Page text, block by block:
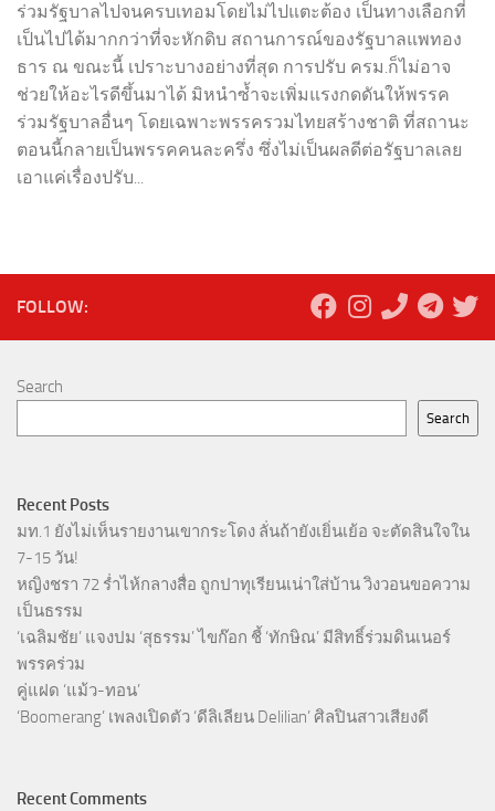
ร่วมรัฐบาลไปจนครบเทอมโดยไม่ไปแตะต้อง เป็นทางเลือกที่
เป็นไปได้มากกว่าที่จะหักดิบ สถานการณ์ของรัฐบาลแพทอง
ธาร ณ ขณะนี้ เปราะบางอย่างที่สุด การปรับ ครม.ก็ไม่อาจ
ช่วยให้อะไรดีขึ้นมาได้ มิหนำซ้ำจะเพิ่มแรงกดดันให้พรรค
ร่วมรัฐบาลอื่นๆ โดยเฉพาะพรรครวมไทยสร้างชาติ ที่สถานะ
ตอนนี้กลายเป็นพรรคคนละครึ่ง ซึ่งไม่เป็นผลดีต่อรัฐบาลเลย
เอาแค่เรื่องปรับ...
FOLLOW:
Search
Search
Recent Posts
มท.1 ยังไม่เห็นรายงานเขากระโดง ลั่นถ้ายังเยิ่นเย้อ จะตัดสินใจใน
7-15 วัน!
หญิงชรา 72 ร่ำไห้กลางสื่อ ถูกปาทุเรียนเน่าใส่บ้าน วิงวอนขอความ
เป็นธรรม
‘เฉลิมชัย’ แจงปม ‘สุธรรม’ ไขก๊อก ชี้ ‘ทักษิณ’ มีสิทธิ์ร่วมดินเนอร์
พรรคร่วม
คู่แฝด ‘แม้ว-ทอน’
‘Boomerang’ เพลงเปิดตัว ‘ดีลิเลียน Delilian’ ศิลปินสาวเสียงดี
Recent Comments